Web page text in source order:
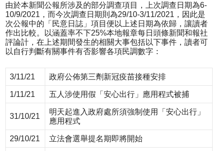
由於本新聞公報所涉及的部分調查項目，上次調查日期為6-
10/9/2021，而今次調查日期則為29/10-3/11/2021，因此是
次公報中的「民意日誌」項目便以上述日期為依歸，讓讀者
作出比較。以涵蓋率不下25%本地報章每日頭條新聞和報社
評論計，在上述期間發生的相關大事包括以下事件，讀者可
以自行判斷有關事件有否影響各項民調數字：
3/11/21 政府公佈第三劑新冠疫苗接種安排
1/11/21 五人涉使用假「安心出行」應用程式被捕
31/10/21
明天起進入政府處所須強制使用「安心出行」
應用程式
29/10/21 立法會選舉提名期即將開始